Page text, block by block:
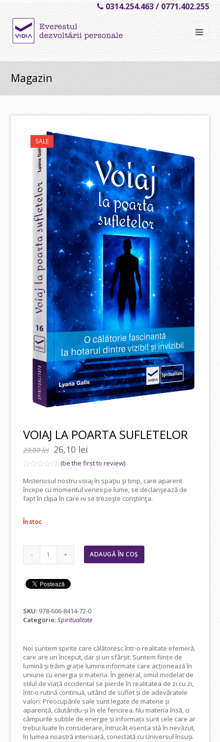
0314.254.463 / 0771.402.255
Magazin
SALE
VOIAJ LA POARTA SUFLETELOR
29,00lei Prețul
inițial
fost:
29,00 lei.
26,10 lei
curent
26,10 lei.
la
0
din
(be the first to review)
Misteriosul nostru voiaj în spaţiu şi timp, care aparent
începe cu momentul venirii pe lume, se declanşează de
fapt în clipa în care ni se trezeşte conştiinţa.
În stoc
VOIAJ
SUFLETELOR
ADAUGĂ ÎN COȘ
SKU: 978-606-8414-72-0
Categorie:Spiritualitate
Noi suntem spirite care călătoresc într-o realitate efemeră,
care are un început, dar și un sfârșit. Suntem ființe de
lumină și trăim grație luminii informate care acționează în
uniune cu energia și materia. În general, omul modelat de
stilul de viață occidental se pierde în realitatea de zi cu zi,
într-o rutină continuă, uitând de suflet și de adevăratele
valori. Preocupările sale sunt legate de materie și
aparență, căutându-și în ele fericirea. Nu materia însă, ci
câmpurile subtile de energie și informații sunt cele care ar
trebui luate în considerare, întrucât esența stă în nevăzut,
în lumea noastră interioară, conectată cu Universul însuși.